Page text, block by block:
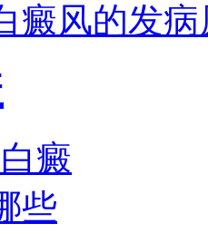
癜风的发